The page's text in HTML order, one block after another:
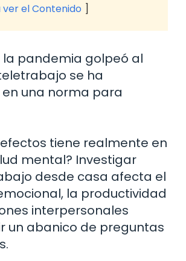
el Contenido
la pandemia golpeó al
se ha
una norma para
efectos tiene realmente en
mental? Investigar
desde casa afecta el
la productividad
interpersonales
un abanico de preguntas